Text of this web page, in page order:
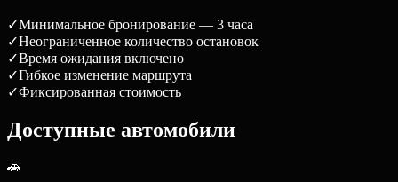
✓Минимальное бронирование — 3 часа
✓Неограниченное количество остановок
✓Время ожидания включено
✓Гибкое изменение маршрута
✓Фиксированная стоимость
Доступные автомобили
🚗